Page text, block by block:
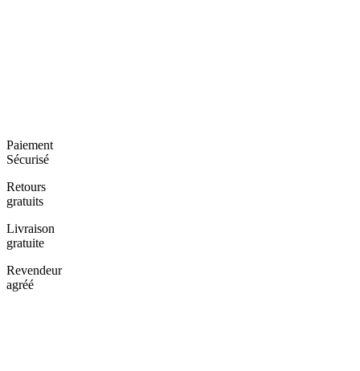
Paiement
Sécurisé
Retours
gratuits
Livraison
gratuite
Revendeur
agréé